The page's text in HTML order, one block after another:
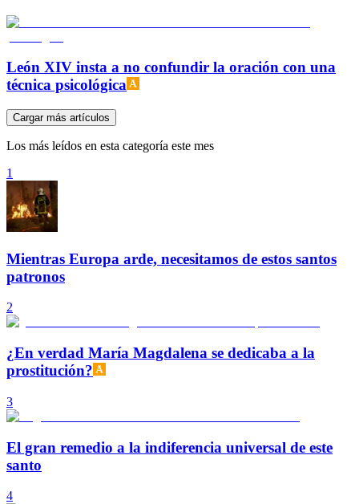
León XIV insta a no confundir la oración con una
técnica psicológica
Cargar más artículos
Los más leídos en esta categoría este mes
1
Mientras Europa arde, necesitamos de estos santos
patronos
2
¿En verdad María Magdalena se dedicaba a la
prostitución?
3
El gran remedio a la indiferencia universal de este
santo
4